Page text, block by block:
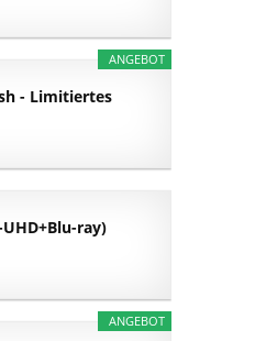
ANGEBOT
- Limitiertes
ray)
ANGEBOT